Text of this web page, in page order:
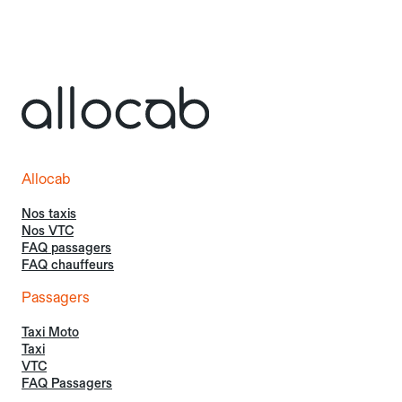
Allocab
Nos taxis
Nos VTC
FAQ passagers
FAQ chauffeurs
Passagers
Taxi Moto
Taxi
VTC
FAQ Passagers